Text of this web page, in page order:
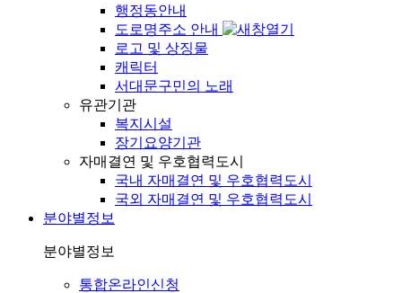
행정동안내
도로명주소 안내
로고 및 상징물
캐릭터
서대문구민의 노래
유관기관
복지시설
장기요양기관
자매결연 및 우호협력도시
국내 자매결연 및 우호협력도시
국외 자매결연 및 우호협력도시
분야별정보
분야별정보
통합온라인신청